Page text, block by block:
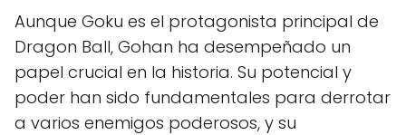
Aunque Goku es el protagonista principal de
Dragon Ball, Gohan ha desempeñado un
papel crucial en la historia. Su potencial y
poder han sido fundamentales para derrotar
a varios enemigos poderosos, y su